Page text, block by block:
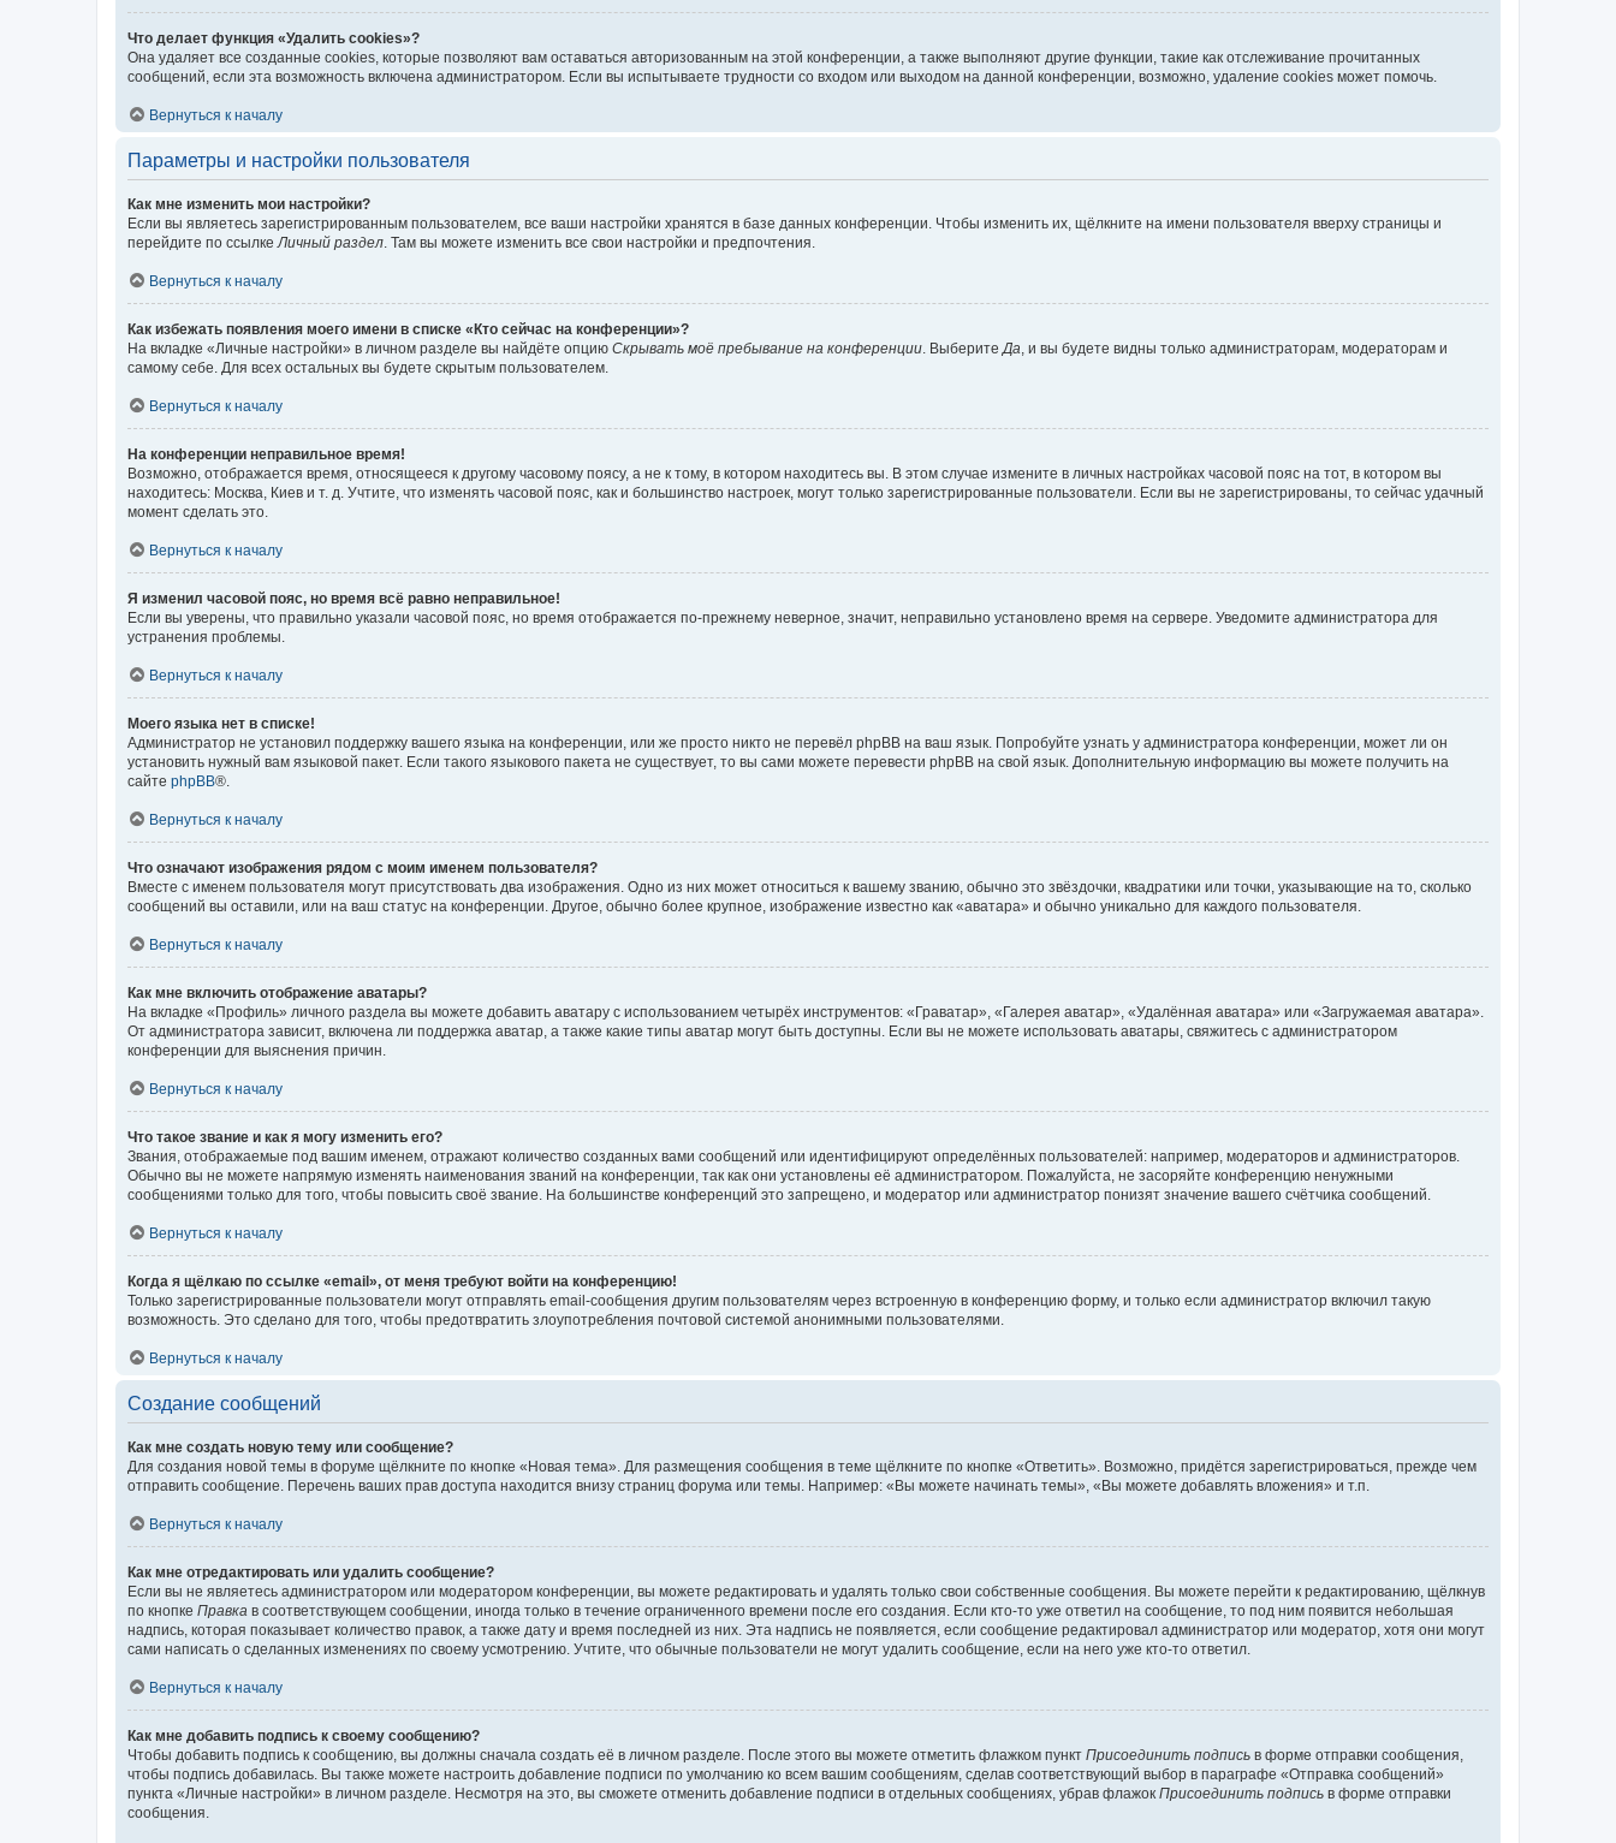
Что делает функция «Удалить cookies»?
Она удаляет все созданные cookies, которые позволяют вам оставаться авторизованным на этой конференции, а также выполняют другие функции, такие как отслеживание прочитанных
сообщений, если эта возможность включена администратором. Если вы испытываете трудности со входом или выходом на данной конференции, возможно, удаление cookies может помочь.
Вернуться к началу
Параметры и настройки пользователя
Как мне изменить мои настройки?
Если вы являетесь зарегистрированным пользователем, все ваши настройки хранятся в базе данных конференции. Чтобы изменить их, щёлкните на имени пользователя вверху страницы и
перейдите по ссылкеЛичный раздел. Там вы можете изменить все свои настройки и предпочтения.
Вернуться к началу
Как избежать появления моего имени в списке «Кто сейчас на конференции»?
На вкладке «Личные настройки» в личном разделе вы найдёте опцию Скрывать моё пребывание на конференции. ВыберитеДа, и вы будете видны только администраторам, модераторам и
самому себе. Для всех остальных вы будете скрытым пользователем.
Вернуться к началу
На конференции неправильное время!
Возможно, отображается время, относящееся к другому часовому поясу, а не к тому, в котором находитесь вы. В этом случае измените в личных настройках часовой пояс на тот, в котором вы
находитесь: Москва, Киев и т. д. Учтите, что изменять часовой пояс, как и большинство настроек, могут только зарегистрированные пользователи. Если вы не зарегистрированы, то сейчас удачный
момент сделать это.
Вернуться к началу
Я изменил часовой пояс, но время всё равно неправильное!
Если вы уверены, что правильно указали часовой пояс, но время отображается по-прежнему неверное, значит, неправильно установлено время на сервере. Уведомите администратора для
устранения проблемы.
Вернуться к началу
Моего языка нет в списке!
Администратор не установил поддержку вашего языка на конференции, или же просто никто не перевёл phpBB на ваш язык. Попробуйте узнать у администратора конференции, может ли он
установить нужный вам языковой пакет. Если такого языкового пакета не существует, то вы сами можете перевести phpBB на свой язык. Дополнительную информацию вы можете получить на
сайте phpBB®.
Вернуться к началу
Что означают изображения рядом с моим именем пользователя?
Вместе с именем пользователя могут присутствовать два изображения. Одно из них может относиться к вашему званию, обычно это звёздочки, квадратики или точки, указывающие на то, сколько
сообщений вы оставили, или на ваш статус на конференции. Другое, обычно более крупное, изображение известно как «аватара» и обычно уникально для каждого пользователя.
Вернуться к началу
Как мне включить отображение аватары?
На вкладке «Профиль» личного раздела вы можете добавить аватару с использованием четырёх инструментов: «Граватар», «Галерея аватар», «Удалённая аватара» или «Загружаемая аватара».
От администратора зависит, включена ли поддержка аватар, а также какие типы аватар могут быть доступны. Если вы не можете использовать аватары, свяжитесь с администратором
конференции для выяснения причин.
Вернуться к началу
Что такое звание и как я могу изменить его?
Звания, отображаемые под вашим именем, отражают количество созданных вами сообщений или идентифицируют определённых пользователей: например, модераторов и администраторов.
Обычно вы не можете напрямую изменять наименования званий на конференции, так как они установлены её администратором. Пожалуйста, не засоряйте конференцию ненужными
сообщениями только для того, чтобы повысить своё звание. На большинстве конференций это запрещено, и модератор или администратор понизят значение вашего счётчика сообщений.
Вернуться к началу
Когда я щёлкаю по ссылке «email», от меня требуют войти на конференцию!
Только зарегистрированные пользователи могут отправлять email-сообщения другим пользователям через встроенную в конференцию форму, и только если администратор включил такую
возможность. Это сделано для того, чтобы предотвратить злоупотребления почтовой системой анонимными пользователями.
Вернуться к началу
Создание сообщений
Как мне создать новую тему или сообщение?
Для создания новой темы в форуме щёлкните по кнопке «Новая тема». Для размещения сообщения в теме щёлкните по кнопке «Ответить». Возможно, придётся зарегистрироваться, прежде чем
отправить сообщение. Перечень ваших прав доступа находится внизу страниц форума или темы. Например: «Вы можете начинать темы», «Вы можете добавлять вложения» и т.п.
Вернуться к началу
Как мне отредактировать или удалить сообщение?
Если вы не являетесь администратором или модератором конференции, вы можете редактировать и удалять только свои собственные сообщения. Вы можете перейти к редактированию, щёлкнув
по кнопке Правка в соответствующем сообщении, иногда только в течение ограниченного времени после его создания. Если кто-то уже ответил на сообщение, то под ним появится небольшая
надпись, которая показывает количество правок, а также дату и время последней из них. Эта надпись не появляется, если сообщение редактировал администратор или модератор, хотя они могут
сами написать о сделанных изменениях по своему усмотрению. Учтите, что обычные пользователи не могут удалить сообщение, если на него уже кто-то ответил.
Вернуться к началу
Как мне добавить подпись к своему сообщению?
Чтобы добавить подпись к сообщению, вы должны сначала создать её в личном разделе. После этого вы можете отметить флажком пункт Присоединить подпись в форме отправки сообщения,
чтобы подпись добавилась. Вы также можете настроить добавление подписи по умолчанию ко всем вашим сообщениям, сделав соответствующий выбор в параграфе «Отправка сообщений»
пункта «Личные настройки» в личном разделе. Несмотря на это, вы сможете отменить добавление подписи в отдельных сообщениях, убрав флажок Присоединить подпись в форме отправки
сообщения.